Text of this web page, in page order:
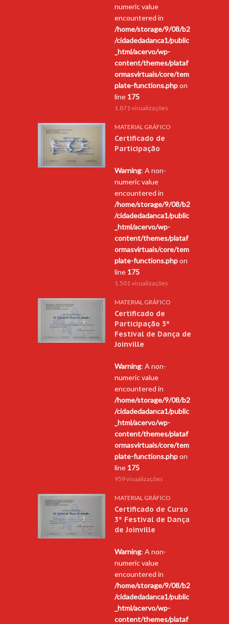
numeric value
encountered in
/home/storage/9/08/b2
/cidadedadanca1/public
_html/acervo/wp-
content/themes/plataf
ormasvirtuais/core/tem
plate-functions.phpon
line 175
1.871 visualizações
MATERIAL GRÁFICO
Certificado de
Participação
Warning: A non-
numeric value
encountered in
/home/storage/9/08/b2
/cidadedadanca1/public
_html/acervo/wp-
content/themes/plataf
ormasvirtuais/core/tem
plate-functions.phpon
line 175
1.501 visualizações
MATERIAL GRÁFICO
Certificado de
Participação 3º
Festival de Dança de
Joinville
Warning: A non-
numeric value
encountered in
/home/storage/9/08/b2
/cidadedadanca1/public
_html/acervo/wp-
content/themes/plataf
ormasvirtuais/core/tem
plate-functions.phpon
line 175
959 visualizações
MATERIAL GRÁFICO
Certificado de Curso
3º Festival de Dança
de Joinville
Warning: A non-
numeric value
encountered in
/home/storage/9/08/b2
/cidadedadanca1/public
_html/acervo/wp-
content/themes/plataf